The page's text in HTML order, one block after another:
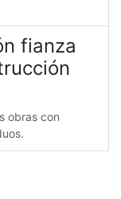
fianza
obras con